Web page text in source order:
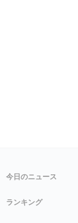
今日のニュース
ランキング